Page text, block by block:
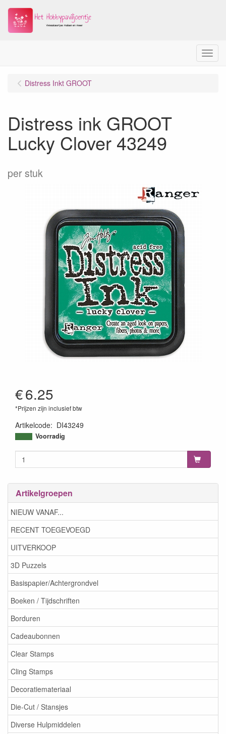
Menu
Artikelgroepen
NIEUW VANAF...
RECENT TOEGEVOEGD
UITVERKOOP
3D Puzzels
Basispapier/Achtergrondvel
Boeken / Tijdschriften
Borduren
Cadeaubonnen
Clear Stamps
Cling Stamps
Decoratiemateriaal
Die-Cut / Stansjes
Diverse Hulpmiddelen
Distress Inkt GROOT
Distress ink GROOT
Lucky Clover 43249
per stuk
€6.25
*Prijzen zijn inclusief btw
Artikelcode: DI43249
789541043249
Voorradig